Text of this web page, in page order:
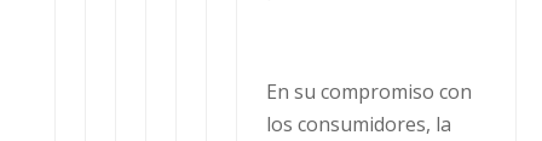
En su compromiso con
los consumidores, la